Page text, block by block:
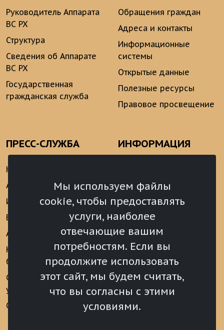
Мы используем файлы
cookie, чтобы предоставлять
услуги, наиболее
отвечающие вашим
потребностям. Если вы
продолжите использовать
этот сайт, мы будем считать,
что вы согласны с этими
условиями.
Руководитель Аппарата
ВС РХ
Структура
Сведения об Аппарате
ВС РХ
Государственная
гражданская служба
Обращения граждан
Адреса и контакты
Информационные
системы
Открытые данные
Полезные ресурсы
Правовое просвещение
ПРЕСС-СЛУЖБА
Новости
Анонсы
Интервью
Видеоматериалы
Аккредитация
Конкурс «Хрустальный
барс»
Сведения о СМИ
учрежденных ВС РХ
Опросы и голосования
ИНФОРМАЦИЯ
аналитические
материалы
Реализация Послания
Президента РФ
Федеральному
Собранию РФ
Местное
самоуправление
Финансы
Награды